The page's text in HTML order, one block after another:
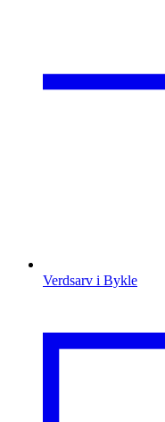
Verdsarv i Bykle